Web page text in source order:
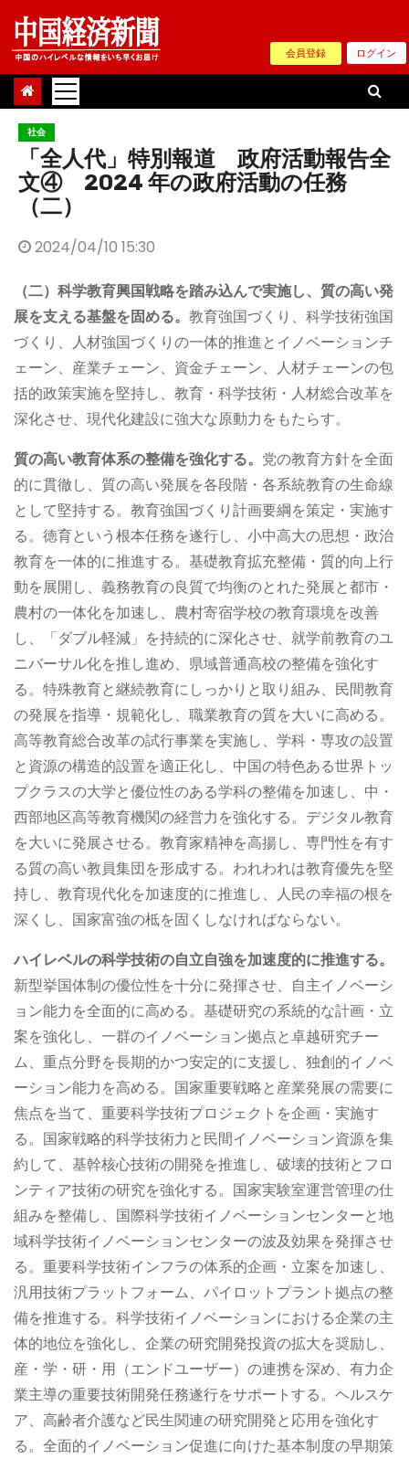
Skip
content
会員登録 ログイン
社会
「全人代」特別報道 政府活動報告全
文④ 2024 年の政府活動の任務
（二）
2024/04/10 15:30
（二）科学教育興国戦略を踏み込んで実施し、質の高い発
展を支える基盤を固める。 教育強国づくり、科学技術強国
づくり、人材強国づくりの一体的推進とイノベーションチ
ェーン、産業チェーン、資金チェーン、人材チェーンの包
括的政策実施を堅持し、教育・科学技術・人材総合改革を
深化させ、現代化建設に強大な原動力をもたらす。
質の高い教育体系の整備を強化する。 党の教育方針を全面
的に貫徹し、質の高い発展を各段階・各系統教育の生命線
として堅持する。教育強国づくり計画要綱を策定・実施す
る。徳育という根本任務を遂行し、小中高大の思想・政治
教育を一体的に推進する。基礎教育拡充整備・質的向上行
動を展開し、義務教育の良質で均衡のとれた発展と都市・
農村の一体化を加速し、農村寄宿学校の教育環境を改善
し、「ダブル軽減」を持続的に深化させ、就学前教育のユ
ニバーサル化を推し進め、県域普通高校の整備を強化す
る。特殊教育と継続教育にしっかりと取り組み、民間教育
の発展を指導・規範化し、職業教育の質を大いに高める。
高等教育総合改革の試行事業を実施し、学科・専攻の設置
と資源の構造的設置を適正化し、中国の特色ある世界トッ
プクラスの大学と優位性のある学科の整備を加速し、中・
西部地区高等教育機関の経営力を強化する。デジタル教育
を大いに発展させる。教育家精神を高揚し、専門性を有す
る質の高い教員集団を形成する。われわれは教育優先を堅
持し、教育現代化を加速度的に推進し、人民の幸福の根を
深くし、国家富強の柢を固くしなければならない。
ハイレベルの科学技術の自立自強を加速度的に推進する。
新型挙国体制の優位性を十分に発揮させ、自主イノベーシ
ョン能力を全面的に高める。基礎研究の系統的な計画・立
案を強化し、一群のイノベーション拠点と卓越研究チー
ム、重点分野を長期的かつ安定的に支援し、独創的イノベ
ーション能力を高める。国家重要戦略と産業発展の需要に
焦点を当て、重要科学技術プロジェクトを企画・実施す
る。国家戦略的科学技術力と民間イノベーション資源を集
約して、基幹核心技術の開発を推進し、破壊的技術とフロ
ンティア技術の研究を強化する。国家実験室運営管理の仕
組みを整備し、国際科学技術イノベーションセンターと地
域科学技術イノベーションセンターの波及効果を発揮させ
る。重要科学技術インフラの体系的企画・立案を加速し、
汎用技術プラットフォーム、パイロットプラント拠点の整
備を推進する。科学技術イノベーションにおける企業の主
体的地位を強化し、企業の研究開発投資の拡大を奨励し、
産・学・研・用（エンドユーザー）の連携を深め、有力企
業主導の重要技術開発任務遂行をサポートする。ヘルスケ
ア、高齢者介護など民生関連の研究開発と応用を強化す
る。全面的イノベーション促進に向けた基本制度の早期策